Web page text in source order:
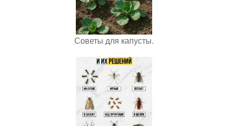
Советы для капусты.